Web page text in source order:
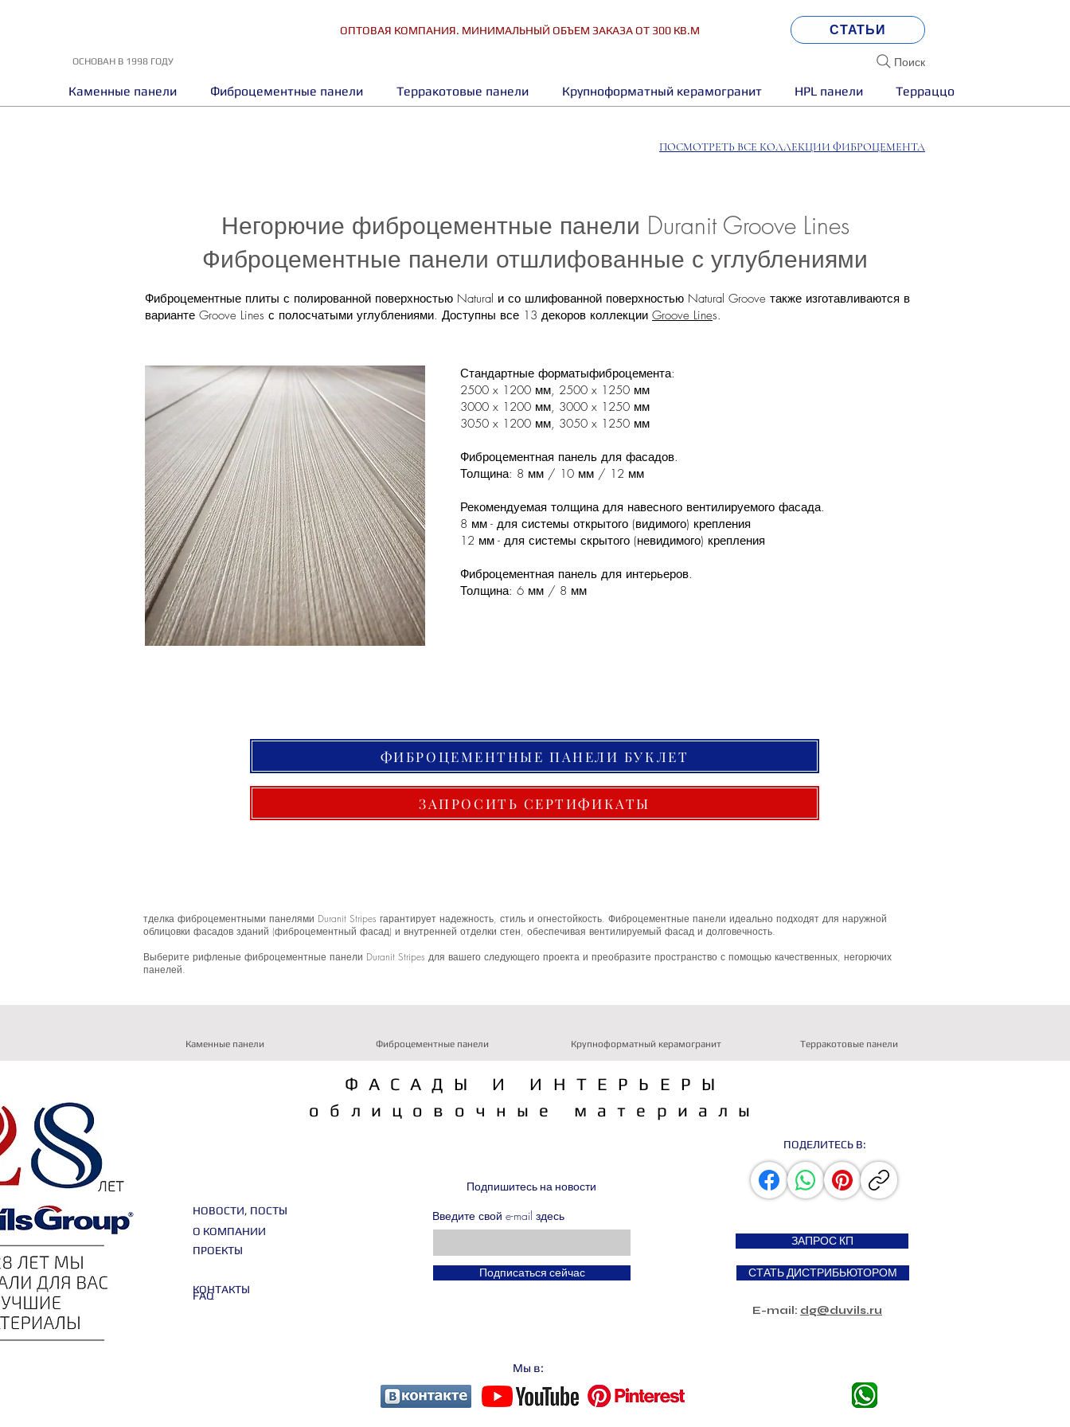
ОСНОВАН В 1998 ГОДУ
ОПТОВАЯ КОМПАНИЯ. МИНИМАЛЬНЫЙ ОБЪЕМ ЗАКАЗА ОТ 300 КВ.М СТАТЬИ
Поиск
Каменные панели
Фиброцементные панели Терракотовые панели Крупноформатный керамогранит HPL панели Терраццо
ПОСМОТРЕТЬ ВСЕ КОЛЛЕКЦИИ ФИБРОЦЕМЕНТА
Негорючие фиброцементные панели Duranit Groove Lines
Фиброцементные панели отшлифованные с углублениями
Фиброцементные плиты с полированной поверхностью Natural и со шлифованной поверхностью Natural Groove также изготавливаются в
варианте Groove Lines с полосчатыми углублениями. Доступны все 13 декоров коллекции Groove Lines.
Стандартные форматыфиброцемента:
2500 x 1200 мм, 2500 x 1250 мм
3000 x 1200 мм, 3000 x 1250 мм
3050 x 1200 мм, 3050 x 1250 мм
Фиброцементная панель для фасадов.
Толщина: 8 мм / 10 мм / 12 мм
Рекомендуемая толщина для навесного вентилируемого фасада.
8 мм - для системы открытого (видимого) крепления
12 мм - для системы скрытого (невидимого) крепления
Фиброцементная панель для интерьеров.
Толщина: 6 мм / 8 мм
ФИБРОЦЕМЕНТНЫЕ ПАНЕЛИ БУКЛЕТ
ЗАПРОСИТЬ СЕРТИФИКАТЫ
тделка фиброцементными панелями Duranit Stripes гарантирует надежность, стиль и огнестойкость. Фиброцементные панели идеально подходят для наружной
облицовки фасадов зданий (фиброцементный фасад) и внутренней отделки стен, обеспечивая вентилируемый фасад и долговечность.
Выберите рифленые фиброцементные панели Duranit Stripes для вашего следующего проекта и преобразите пространство с помощью качественных, негорючих
панелей.
Каменные панели Фиброцементные панели Крупноформатный керамогранит Терракотовые панели
ФАСАДЫ И ИНТЕРЬЕРЫ
облицовочные материалы
ПОДЕЛИТЕСЬ В:
Подпишитесь на новости
НОВОСТИ, ПОСТЫ
О КОМПАНИИ
ПРОЕКТЫ
КОНТАКТЫ
FAQ
Введите свой e-mail здесь
Подписаться сейчас
ЗАПРОС КП
СТАТЬ ДИСТРИБЬЮТОРОМ
E-mail: dg@duvils.ru
Мы в: